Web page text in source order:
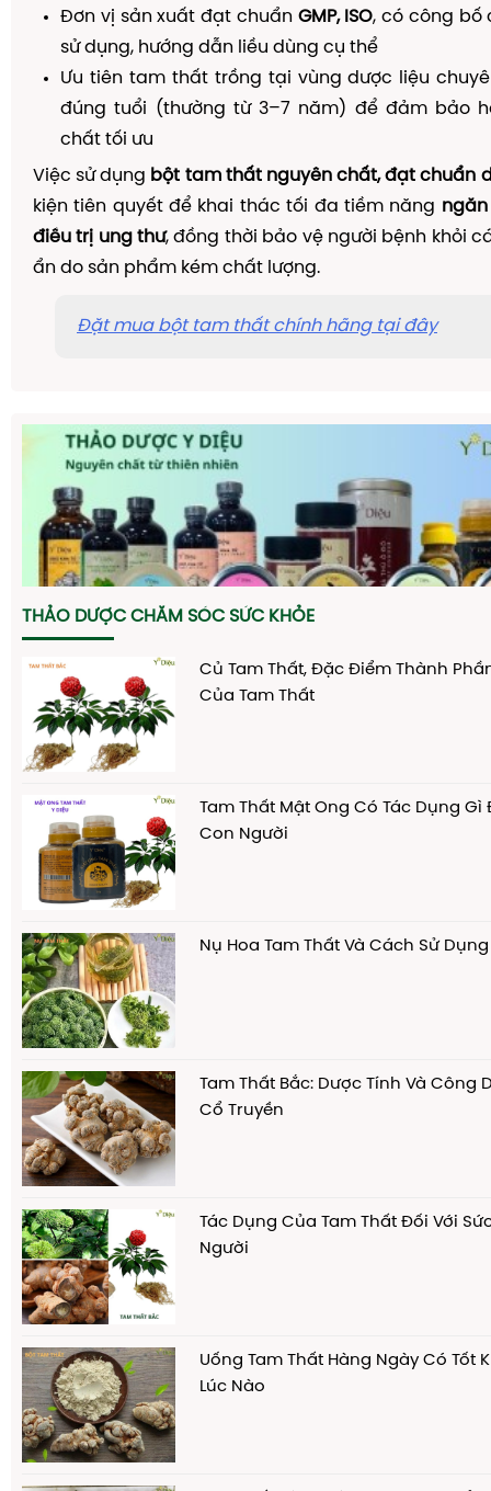
Đơn vị sản xuất đạt chuẩn GMP, ISO, có công bố
sử dụng, hướng dẫn liều dùng cụ thể
Ưu tiên tam thất trồng tại vùng dược liệu
đúng tuổi (thường từ 3–7 năm) để đảm bảo
chất tối ưu
Việc sử dụng bột tam thất nguyên chất, đạt chuẩn
kiện tiên quyết để khai thác tối đa tiềm năng
điều trị ung thư, đồng thời bảo vệ người bệnh khỏi
ẩn do sản phẩm kém chất lượng.
Đặt mua bột tam thất chính hãng tại đây
THẢO DƯỢC CHĂM SÓC SỨC KHỎE
Củ Tam Thất, Đặc Điểm Thành
Của Tam Thất
Tam Thất Mật Ong Có Tác Dụng
Con Người
Nụ Hoa Tam Thất Và Cách Sử
Tam Thất Bắc: Dược Tính Và Công
Cổ Truyền
Tác Dụng Của Tam Thất Đối Với
Người
Uống Tam Thất Hàng Ngày Có Tốt
Lúc Nào